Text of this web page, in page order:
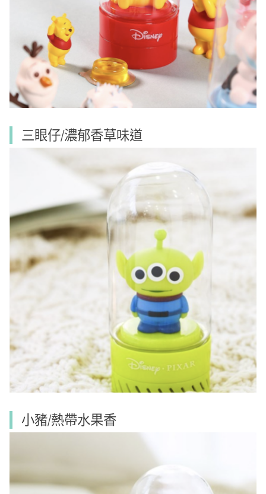
三眼仔/濃郁香草味道
小豬/熱帶水果香